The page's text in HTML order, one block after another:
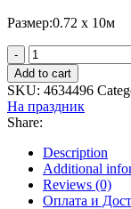
Размер:0.72 х 10м
Add to cart
SKU: 4634496
На праздник
Share:
Description
Additional
Reviews (0)
Оплата и